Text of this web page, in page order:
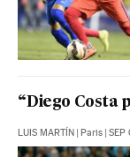
“Diego Costa
LUIS MARTÍN | Paris | SEP